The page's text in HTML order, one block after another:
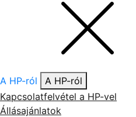
A HP-ról
A HP-ról
Kapcsolatfelvétel a HP-vel
Állásajánlatok